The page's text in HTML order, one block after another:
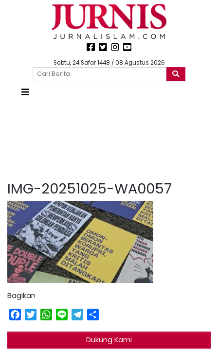
Sabtu, 24 Safar 1448 / 08 Agustus 2026
IMG-20251025-WA0057
Bagikan
Facebook
TwitterWhatsApp
Line Telegram
Dukung Kami